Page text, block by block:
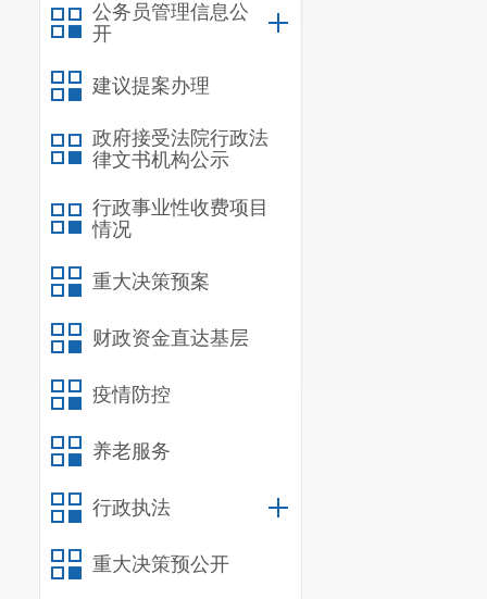
公务员管理信息公
开
建议提案办理
政府接受法院行政法
律文书机构公示
行政事业性收费项目
情况
重大决策预案
财政资金直达基层
疫情防控
养老服务
行政执法
重大决策预公开